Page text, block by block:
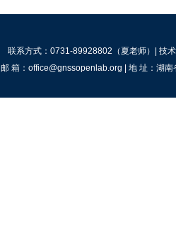
联系方式：0731-89928802（夏老师）| 技
邮 箱：office@gnssopenlab.org | 地 址：湖